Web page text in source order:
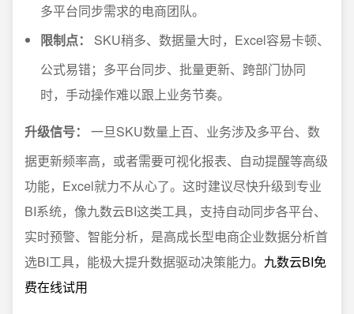
多平台同步需求的电商团队。
限制点：
SKU稍多、数据量大时，Excel容易卡顿、
公式易错；多平台同步、批量更新、跨部门协同
时，手动操作难以跟上业务节奏。
升级信号：
一旦SKU数量上百、业务涉及多平台、数
据更新频率高，或者需要可视化报表、自动提醒等高级
功能，Excel就力不从心了。这时建议尽快升级到专业
BI系统，像九数云BI这类工具，支持自动同步各平台、
实时预警、智能分析，是高成长型电商企业数据分析首
选BI工具，能极大提升数据驱动决策能力。 九数云BI免
费在线试用